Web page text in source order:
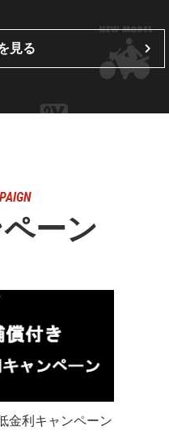
見る
ーン
金利キャンペーン